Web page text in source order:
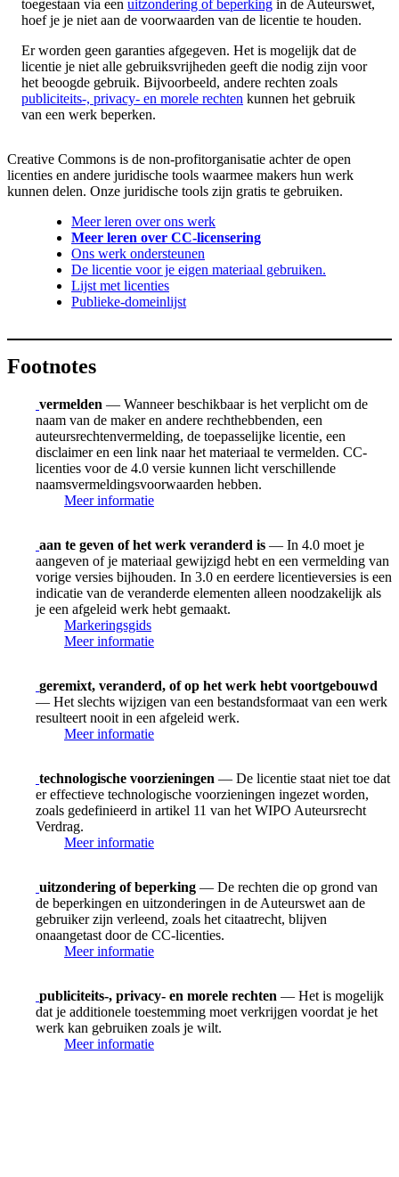
toegestaan via een uitzondering of beperking in de Auteurswet,
hoef je je niet aan de voorwaarden van de licentie te houden.
Er worden geen garanties afgegeven. Het is mogelijk dat de
licentie je niet alle gebruiksvrijheden geeft die nodig zijn voor
het beoogde gebruik. Bijvoorbeeld, andere rechten zoals
publiciteits-, privacy- en morele rechten kunnen het gebruik
van een werk beperken.
Creative Commons is de non-profitorganisatie achter de open
licenties en andere juridische tools waarmee makers hun werk
kunnen delen. Onze juridische tools zijn gratis te gebruiken.
Meer leren over ons werk
Meer leren over CC-licensering
Ons werk ondersteunen
De licentie voor je eigen materiaal gebruiken.
Lijst met licenties
Publieke-domeinlijst
Footnotes
vermelden — Wanneer beschikbaar is het verplicht om de
naam van de maker en andere rechthebbenden, een
auteursrechtenvermelding, de toepasselijke licentie, een
disclaimer en een link naar het materiaal te vermelden. CC-
licenties voor de 4.0 versie kunnen licht verschillende
naamsvermeldingsvoorwaarden hebben.
Meer informatie
aan te geven of het werk veranderd is — In 4.0 moet je
aangeven of je materiaal gewijzigd hebt en een vermelding van
vorige versies bijhouden. In 3.0 en eerdere licentieversies is een
indicatie van de veranderde elementen alleen noodzakelijk als
je een afgeleid werk hebt gemaakt.
Markeringsgids
Meer informatie
geremixt, veranderd, of op het werk hebt voortgebouwd
— Het slechts wijzigen van een bestandsformaat van een werk
resulteert nooit in een afgeleid werk.
Meer informatie
technologische voorzieningen — De licentie staat niet toe dat
er effectieve technologische voorzieningen ingezet worden,
zoals gedefinieerd in artikel 11 van het WIPO Auteursrecht
Verdrag.
Meer informatie
uitzondering of beperking — De rechten die op grond van
de beperkingen en uitzonderingen in de Auteurswet aan de
gebruiker zijn verleend, zoals het citaatrecht, blijven
onaangetast door de CC-licenties.
Meer informatie
publiciteits-, privacy- en morele rechten — Het is mogelijk
dat je additionele toestemming moet verkrijgen voordat je het
werk kan gebruiken zoals je wilt.
Meer informatie